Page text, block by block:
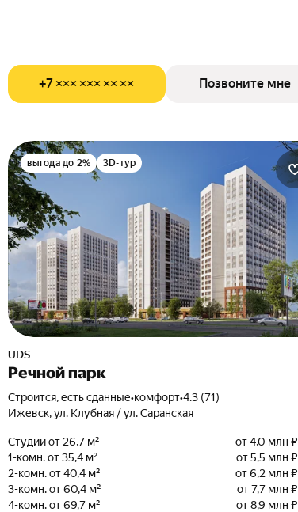
+7 ××× ××× ×× ×× Позвоните мне
выгода до 2% 3D-тур
UDS
Речной парк
Строится, есть сданные•комфорт•4.3 (71)
Ижевск, ул. Клубная / ул. Саранская
Студии от 26,7 м²
от 4,0 млн ₽
1-комн. от 35,4 м²
от 5,5 млн ₽
2-комн. от 40,4 м²
от 6,2 млн ₽
3-комн. от 60,4 м²
от 7,7 млн ₽
4-комн. от 69,7 м²
от 8,9 млн ₽